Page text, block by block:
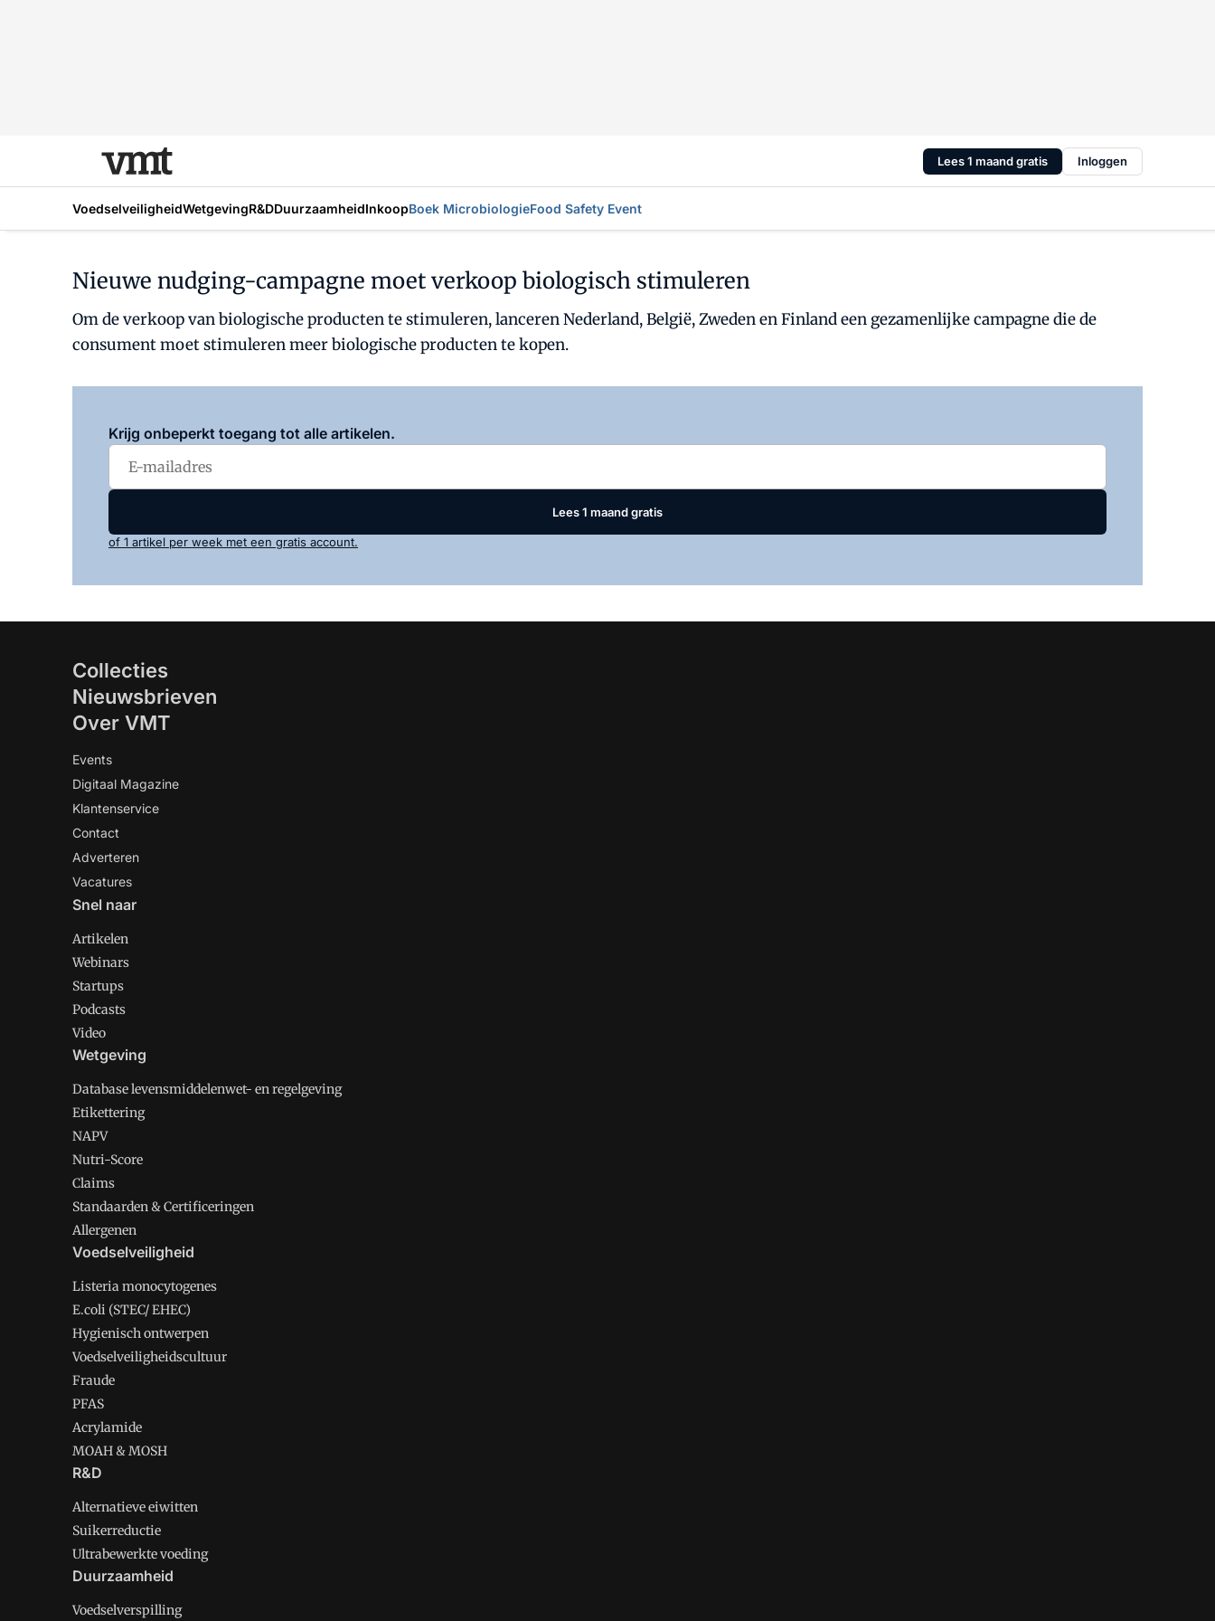
Lees 1 maand gratis Inloggen
VoedselveiligheidWetgevingR&DDuurzaamheidInkoopBoek MicrobiologieFood Safety Event
Nieuwe nudging-campagne moet verkoop biologisch stimuleren
Om de verkoop van biologische producten te stimuleren, lanceren Nederland, België, Zweden en Finland een gezamenlijke campagne die de
consument moet stimuleren meer biologische producten te kopen.
Krijg onbeperkt toegang tot alle artikelen.
Lees 1 maand gratis
of 1 artikel per week met een gratis account.
Collecties
Nieuwsbrieven
Over VMT
Events
Digitaal Magazine
Klantenservice
Contact
Adverteren
Vacatures
Snel naar
Artikelen
Webinars
Startups
Podcasts
Video
Wetgeving
Database levensmiddelenwet- en regelgeving
Etikettering
NAPV
Nutri-Score
Claims
Standaarden & Certificeringen
Allergenen
Voedselveiligheid
Listeria monocytogenes
E.coli (STEC/ EHEC)
Hygienisch ontwerpen
Voedselveiligheidscultuur
Fraude
PFAS
Acrylamide
MOAH & MOSH
R&D
Alternatieve eiwitten
Suikerreductie
Ultrabewerkte voeding
Duurzaamheid
Voedselverspilling